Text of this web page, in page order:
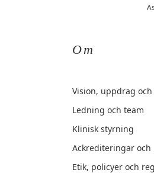
Om
Vision, uppdrag
Ledning och team
Klinisk styrning
Ackrediteringar och
Etik, policyer och